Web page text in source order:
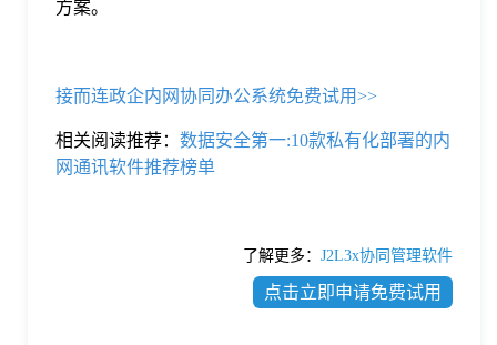
方案。
接而连政企内网协同办公系统免费试用>>
相关阅读推荐： 数据安全第一:10款私有化部署的内
网通讯软件推荐榜单
了解更多： J2L3x协同管理软件
点击立即申请免费试用